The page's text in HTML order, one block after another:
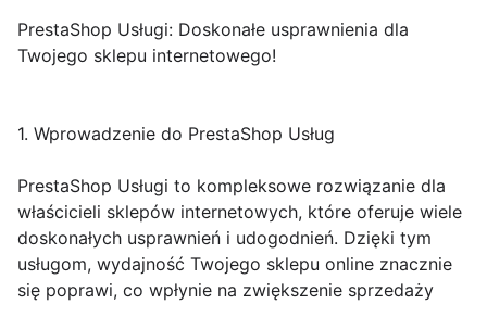
PrestaShop Usługi: Doskonałe usprawnienia dla
Twojego sklepu internetowego!
1. Wprowadzenie do PrestaShop Usług
PrestaShop Usługi to kompleksowe rozwiązanie dla
właścicieli sklepów internetowych, które oferuje wiele
doskonałych usprawnień i udogodnień. Dzięki tym
usługom, wydajność Twojego sklepu online znacznie
się poprawi, co wpłynie na zwiększenie sprzedaży